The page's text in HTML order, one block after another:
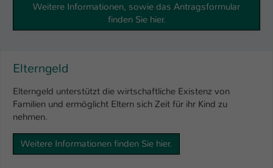
Weitere Informationen, sowie das Antragsformular
finden Sie hier.
Elterngeld
Elterngeld unterstützt die wirtschaftliche Existenz von
Familien und ermöglicht Eltern sich Zeit für ihr Kind zu
nehmen.
Weitere Informationen finden Sie hier.
Anbieter TYPO3
Laufzeit
angemeldet ist und Rechte besitzt diese
zu verwalten.